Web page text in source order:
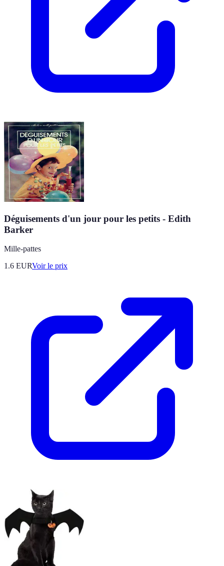
Déguisements d'un jour pour les petits - Edith
Barker
Mille-pattes
1.6 EURVoir le prix